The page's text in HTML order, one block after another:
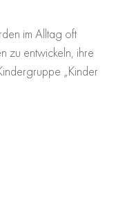
im Alltag oft
zu entwickeln, ihre
„Kinder